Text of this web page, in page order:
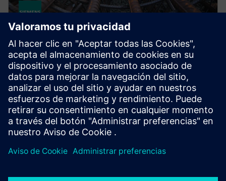
STRUCTURAL ANALYSIS FOR AEC
Simcenter S-Frame Foundation
Structural design software for deep and shallow
foundation analysis and design, supporting civil,
structural and geotechnical engineers.